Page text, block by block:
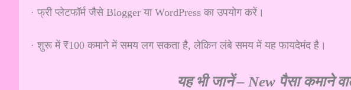
· फ्री प्लेटफॉर्म जैसे Blogger या WordPress का उपयोग करें।
· शुरू में ₹100 कमाने में समय लग सकता है, लेकिन लंबे समय में यह फायदेमंद है।
यह भी जानें – New पैसा कमाने